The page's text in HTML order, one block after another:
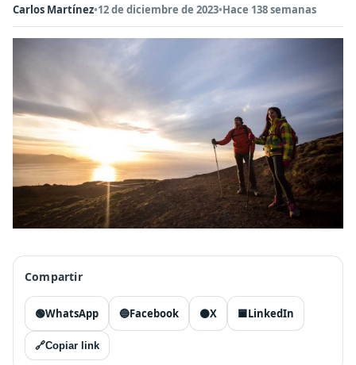
Carlos Martínez•12 de diciembre de 2023•Hace 138 semanas
Compartir
🟢WhatsApp 🔵Facebook ⚫X 🟦LinkedIn
🔗Copiar link